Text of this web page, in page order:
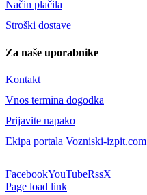
Način plačila
Stroški dostave
Za naše uporabnike
Kontakt
Vnos termina dogodka
Prijavite napako
Ekipa portala Vozniski-izpit.com
FacebookYouTubeRssX
Page load link